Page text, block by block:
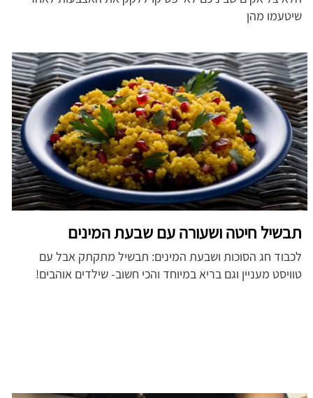
שיטעמו מהן
תבשיל חיטה ושעורה עם שבעת המינים
לכבוד חג הסוכות ושבעת המינים: תבשיל מתקתק אבל עם
טוויסט מעניין וגם בריא במיוחד והכי חשוב- שילדים אוהבים!